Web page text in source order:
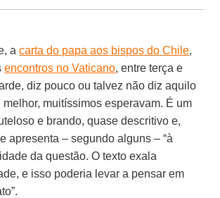
acarta do papa aos bispos do Chile,
encontros no Vaticano, entre terça e
diz pouco ou talvez não diz aquilo
melhor, muitíssimos esperavam. É um
e brando, quase descritivo e,
apresenta – segundo alguns – “à
da questão. O texto exala
e isso poderia levar a pensar em